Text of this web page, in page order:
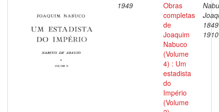
1949
Obras
completas
de
Joaquim
Nabuco
(Volume
4) : Um
estadista
do
Império
(Volume
1910